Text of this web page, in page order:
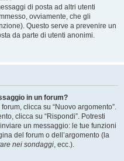
di posta ad altri utenti
ovviamente, che gli
Questo serve a prevenire un
da parte di utenti anonimi.
in un forum?
clicca su “Nuovo argomento”.
clicca su “Rispondi”. Potresti
un messaggio: le tue funzioni
del forum o dell’argomento (la
nei sondaggi, ecc.).